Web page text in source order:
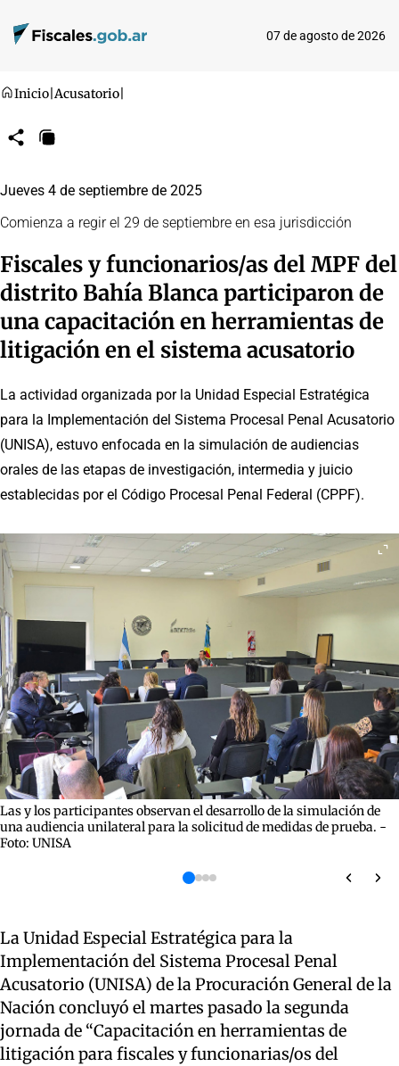
07 de agosto de 2026
Inicio Acusatorio
CompartirCopiar
Jueves 4 de septiembre de 2025
Comienza a regir el 29 de septiembre en esa jurisdicción
Fiscales y funcionarios/as del MPF del
distrito Bahía Blanca participaron de
una capacitación en herramientas de
litigación en el sistema acusatorio
La actividad organizada por la Unidad Especial Estratégica
para la Implementación del Sistema Procesal Penal Acusatorio
(UNISA), estuvo enfocada en la simulación de audiencias
orales de las etapas de investigación, intermedia y juicio
establecidas por el Código Procesal Penal Federal (CPPF).
Las y los participantes observan el desarrollo de la simulación de
una audiencia unilateral para la solicitud de medidas de prueba. -
Foto: UNISA
La Unidad Especial Estratégica para la
Implementación del Sistema Procesal Penal
Acusatorio (UNISA) de la Procuración General de la
Nación concluyó el martes pasado la segunda
jornada de “Capacitación en herramientas de
litigación para fiscales y funcionarias/os del